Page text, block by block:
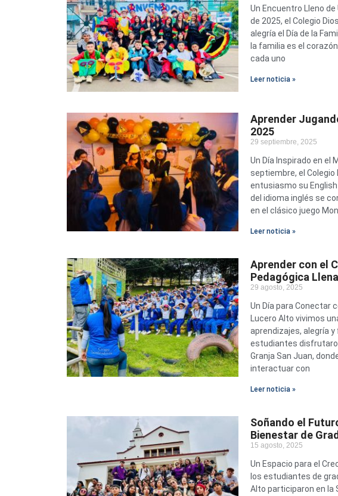
Un Encuentro Lleno
de 2025, el Colegio
alegría el Día de la
la familia es el
cada uno
Leer noticia »
Aprender
2025
29 septiembre, 2025
Un Día Inspirado en el
septiembre, el Colegio
entusiasmo su English
del idioma inglés se
en el clásico juego
Leer noticia »
Aprender con el
Pedagógica
29 agosto, 2025
Un Día para Conectar
Lucero Alto vivimos
aprendizajes, alegría
estudiantes
Granja San Juan,
interactuar con
Leer noticia »
Soñando el
Bienestar de
15 agosto, 2025
Un Espacio para el
los estudiantes de
Alto participaron en la